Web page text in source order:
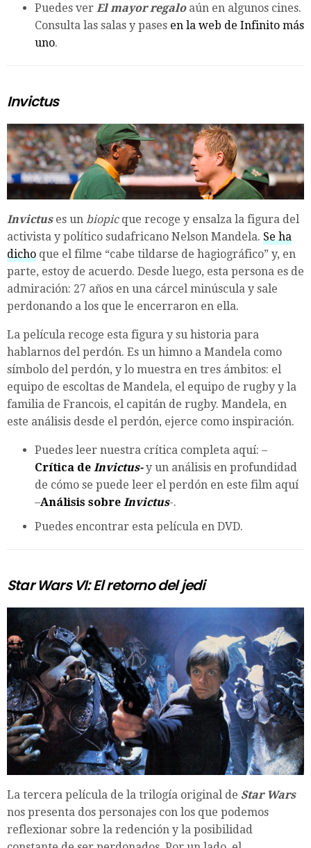
Puedes ver El mayor regaloaún en algunos cines.
Consulta las salas y pases en la web de Infinito más
uno.
Invictus
Invictus es un biopic que recoge y ensalza la figura del
activista y político sudafricano Nelson Mandela. Se ha
dicho que el filme “cabe tildarse de hagiográfico” y, en
parte, estoy de acuerdo. Desde luego, esta persona es de
admiración: 27 años en una cárcel minúscula y sale
perdonando a los que le encerraron en ella.
La película recoge esta figura y su historia para
hablarnos del perdón. Es un himno a Mandela como
símbolo del perdón, y lo muestra en tres ámbitos: el
equipo de escoltas de Mandela, el equipo de rugby y la
familia de Francois, el capitán de rugby. Mandela, en
este análisis desde el perdón, ejerce como inspiración.
Puedes leer nuestra crítica completa aquí: –
Crítica de Invictus-y un análisis en profundidad
de cómo se puede leer el perdón en este film aquí
–Análisis sobre Invictus-.
Puedes encontrar esta película en DVD.
Star Wars VI: El retorno del jedi
La tercera película de la trilogía original de Star Wars
nos presenta dos personajes con los que podemos
reflexionar sobre la redención y la posibilidad